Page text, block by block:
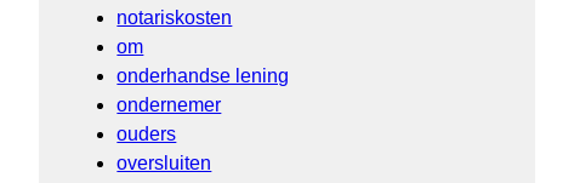
notariskosten
om
onderhandse lening
ondernemer
ouders
oversluiten